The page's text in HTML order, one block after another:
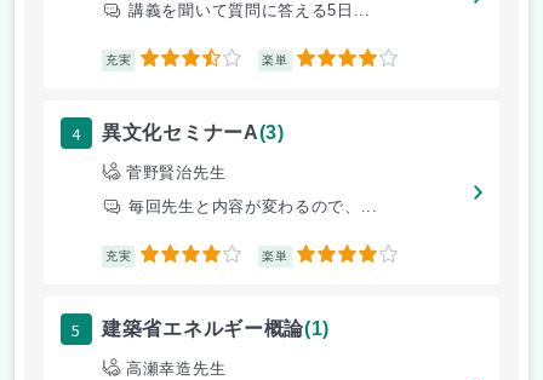
講義を聞いて質問に答える5日...
充実 3.5 楽単 4
4 異文化セミナーA(3)
菅野賢治先生
毎回先生と内容が変わるので、...
充実 4 楽単 4
5 建築省エネルギー概論(1)
高瀬幸造先生